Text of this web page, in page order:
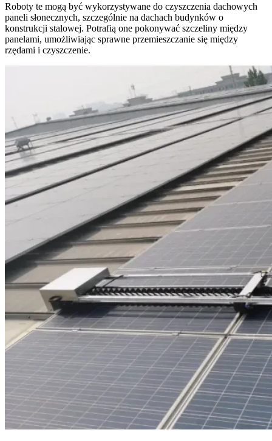
Roboty te mogą być wykorzystywane do czyszczenia dachowych
paneli słonecznych, szczególnie na dachach budynków o
konstrukcji stalowej. Potrafią one pokonywać szczeliny między
panelami, umożliwiając sprawne przemieszczanie się między
rzędami i czyszczenie.